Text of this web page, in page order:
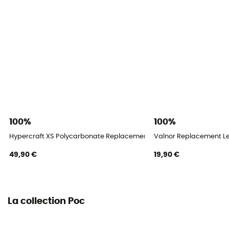
100%
Hypercraft XS Polycarbonate Replacement Lenses - Verres de
49,90 €
100%
Valnor Replacement
19,90 €
La collection Poc